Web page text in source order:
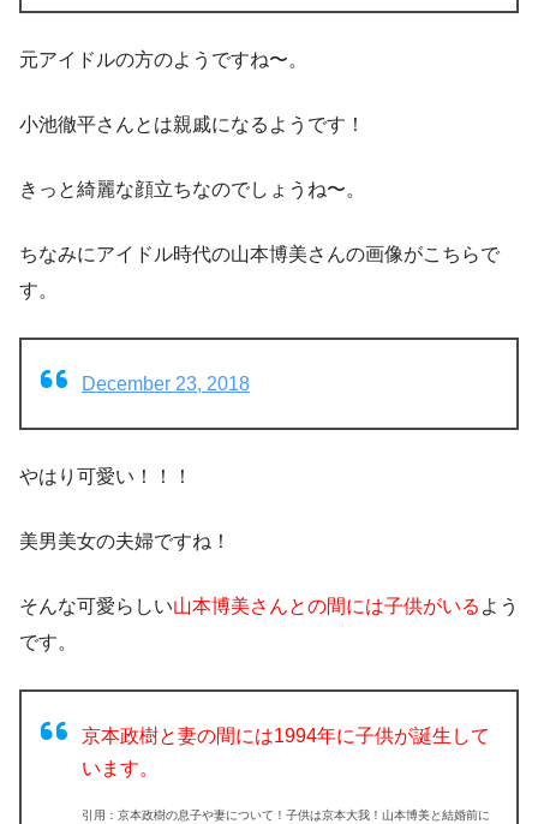
元アイドルの方のようですね〜。
小池徹平さんとは親戚になるようです！
きっと綺麗な顔立ちなのでしょうね〜。
ちなみにアイドル時代の山本博美さんの画像がこちらで
す。
December 23, 2018
やはり可愛い！！！
美男美女の夫婦ですね！
そんな可愛らしい山本博美さんとの間には子供がいる よう
です。
京本政樹と妻の間には1994年に子供が誕生して
います。
引用：京本政樹の息子や妻について！子供は京本大我！山本博美と結婚前に